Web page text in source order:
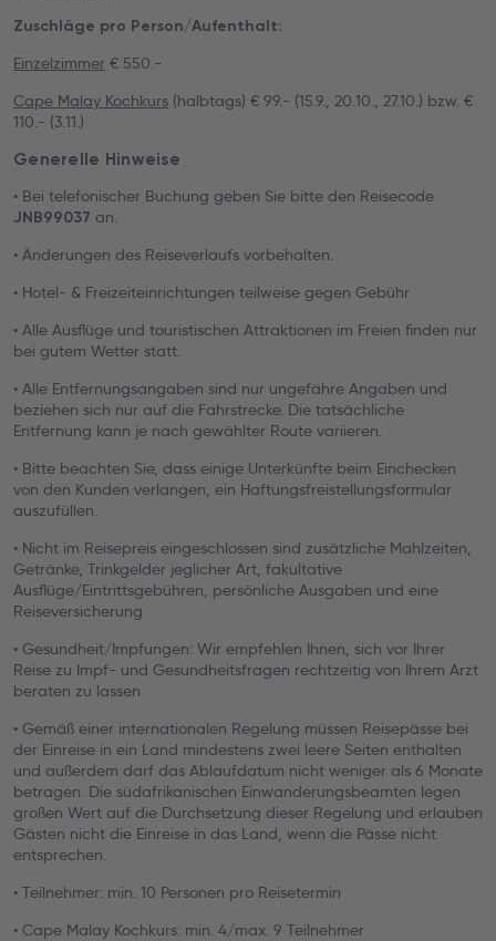
Zuschläge pro Person/Aufenthalt:
Einzelzimmer € 550.-
Cape Malay Kochkurs (halbtags) € 99.- (15.9., 20.10., 27.10.) bzw. €
110.- (3.11.)
Generelle Hinweise
• Bei telefonischer Buchung geben Sie bitte den Reisecode
JNB99037 an.
• Änderungen des Reiseverlaufs vorbehalten.
• Hotel- & Freizeiteinrichtungen teilweise gegen Gebühr
• Alle Ausflüge und touristischen Attraktionen im Freien finden nur
bei gutem Wetter statt.
• Alle Entfernungsangaben sind nur ungefähre Angaben und
beziehen sich nur auf die Fahrstrecke. Die tatsächliche
Entfernung kann je nach gewählter Route variieren.
• Bitte beachten Sie, dass einige Unterkünfte beim Einchecken
von den Kunden verlangen, ein Haftungsfreistellungsformular
auszufüllen.
• Nicht im Reisepreis eingeschlossen sind zusätzliche Mahlzeiten,
Getränke, Trinkgelder jeglicher Art, fakultative
Ausflüge/Eintrittsgebühren, persönliche Ausgaben und eine
Reiseversicherung
• Gesundheit/Impfungen: Wir empfehlen Ihnen, sich vor Ihrer
Reise zu Impf- und Gesundheitsfragen rechtzeitig von Ihrem Arzt
beraten zu lassen
• Gemäß einer internationalen Regelung müssen Reisepässe bei
der Einreise in ein Land mindestens zwei leere Seiten enthalten
und außerdem darf das Ablaufdatum nicht weniger als 6 Monate
betragen. Die südafrikanischen Einwanderungsbeamten legen
großen Wert auf die Durchsetzung dieser Regelung und erlauben
Gästen nicht die Einreise in das Land, wenn die Pässe nicht
entsprechen.
• Teilnehmer: min. 10 Personen pro Reisetermin
• Cape Malay Kochkurs: min. 4/max. 9 Teilnehmer